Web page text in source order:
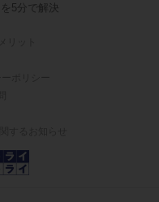
5分で解決